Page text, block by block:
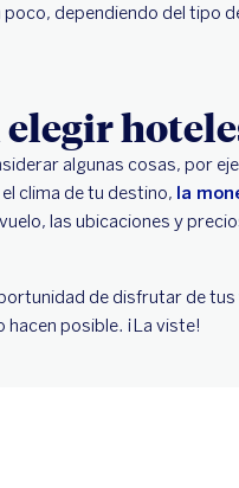
dependiendo del tipo
algunas cosas, por
clima de tu destino, la
las ubicaciones y
de disfrutar de
posible. ¡La viste!